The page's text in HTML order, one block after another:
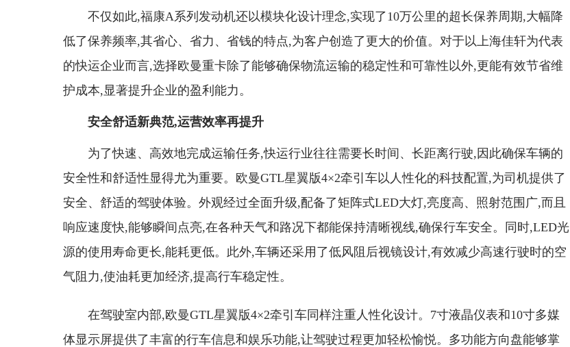
不仅如此,福康A系列发动机还以模块化设计理念,实现了10万公里的超长保养周期,大幅降
低了保养频率,其省心、省力、省钱的特点,为客户创造了更大的价值。对于以上海佳轩为代表
的快运企业而言,选择欧曼重卡除了能够确保物流运输的稳定性和可靠性以外,更能有效节省维
护成本,显著提升企业的盈利能力。
安全舒适新典范,运营效率再提升
为了快速、高效地完成运输任务,快运行业往往需要长时间、长距离行驶,因此确保车辆的
安全性和舒适性显得尤为重要。欧曼GTL星翼版4×2牵引车以人性化的科技配置,为司机提供了
安全、舒适的驾驶体验。外观经过全面升级,配备了矩阵式LED大灯,亮度高、照射范围广,而且
响应速度快,能够瞬间点亮,在各种天气和路况下都能保持清晰视线,确保行车安全。同时,LED光
源的使用寿命更长,能耗更低。此外,车辆还采用了低风阻后视镜设计,有效减少高速行驶时的空
气阻力,使油耗更加经济,提高行车稳定性。
在驾驶室内部,欧曼GTL星翼版4×2牵引车同样注重人性化设计。7寸液晶仪表和10寸多媒
体显示屏提供了丰富的行车信息和娱乐功能,让驾驶过程更加轻松愉悦。多功能方向盘能够掌